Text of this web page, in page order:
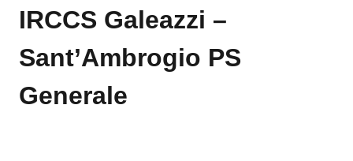
IRCCS Galeazzi –
Sant’Ambrogio PS Generale